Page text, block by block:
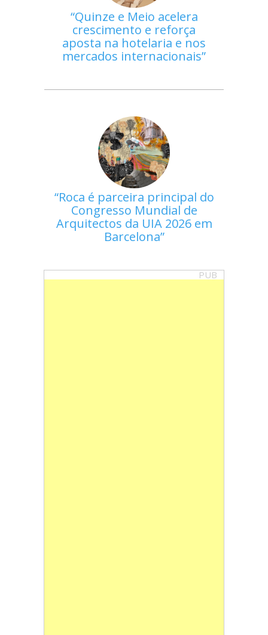
Quinze e Meio acelera
crescimento e reforça
aposta na hotelaria e nos
mercados internacionais
Roca é parceira principal do
Congresso Mundial de
Arquitectos da UIA 2026 em
Barcelona
PUB